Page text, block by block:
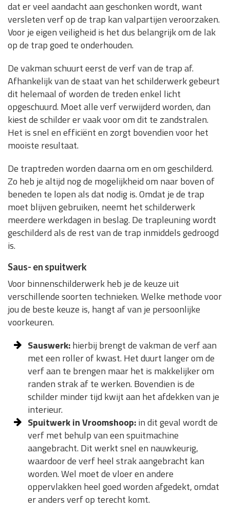
dat er veel aandacht aan geschonken wordt, want
versleten verf op de trap kan valpartijen veroorzaken.
Voor je eigen veiligheid is het dus belangrijk om de lak
op de trap goed te onderhouden.
De vakman schuurt eerst de verf van de trap af.
Afhankelijk van de staat van het schilderwerk gebeurt
dit helemaal of worden de treden enkel licht
opgeschuurd. Moet alle verf verwijderd worden, dan
kiest de schilder er vaak voor om dit te zandstralen.
Het is snel en efficiënt en zorgt bovendien voor het
mooiste resultaat.
De traptreden worden daarna om en om geschilderd.
Zo heb je altijd nog de mogelijkheid om naar boven of
beneden te lopen als dat nodig is. Omdat je de trap
moet blijven gebruiken, neemt het schilderwerk
meerdere werkdagen in beslag. De trapleuning wordt
geschilderd als de rest van de trap inmiddels gedroogd
is.
Saus- en spuitwerk
Voor binnenschilderwerk heb je de keuze uit
verschillende soorten technieken. Welke methode voor
jou de beste keuze is, hangt af van je persoonlijke
voorkeuren.
Sauswerk:hierbij brengt de vakman de verf aan
met een roller of kwast. Het duurt langer om de
verf aan te brengen maar het is makkelijker om
randen strak af te werken. Bovendien is de
schilder minder tijd kwijt aan het afdekken van je
interieur.
Spuitwerk in Vroomshoop:in dit geval wordt de
verf met behulp van een spuitmachine
aangebracht. Dit werkt snel en nauwkeurig,
waardoor de verf heel strak aangebracht kan
worden. Wel moet de vloer en andere
oppervlakken heel goed worden afgedekt, omdat
er anders verf op terecht komt.